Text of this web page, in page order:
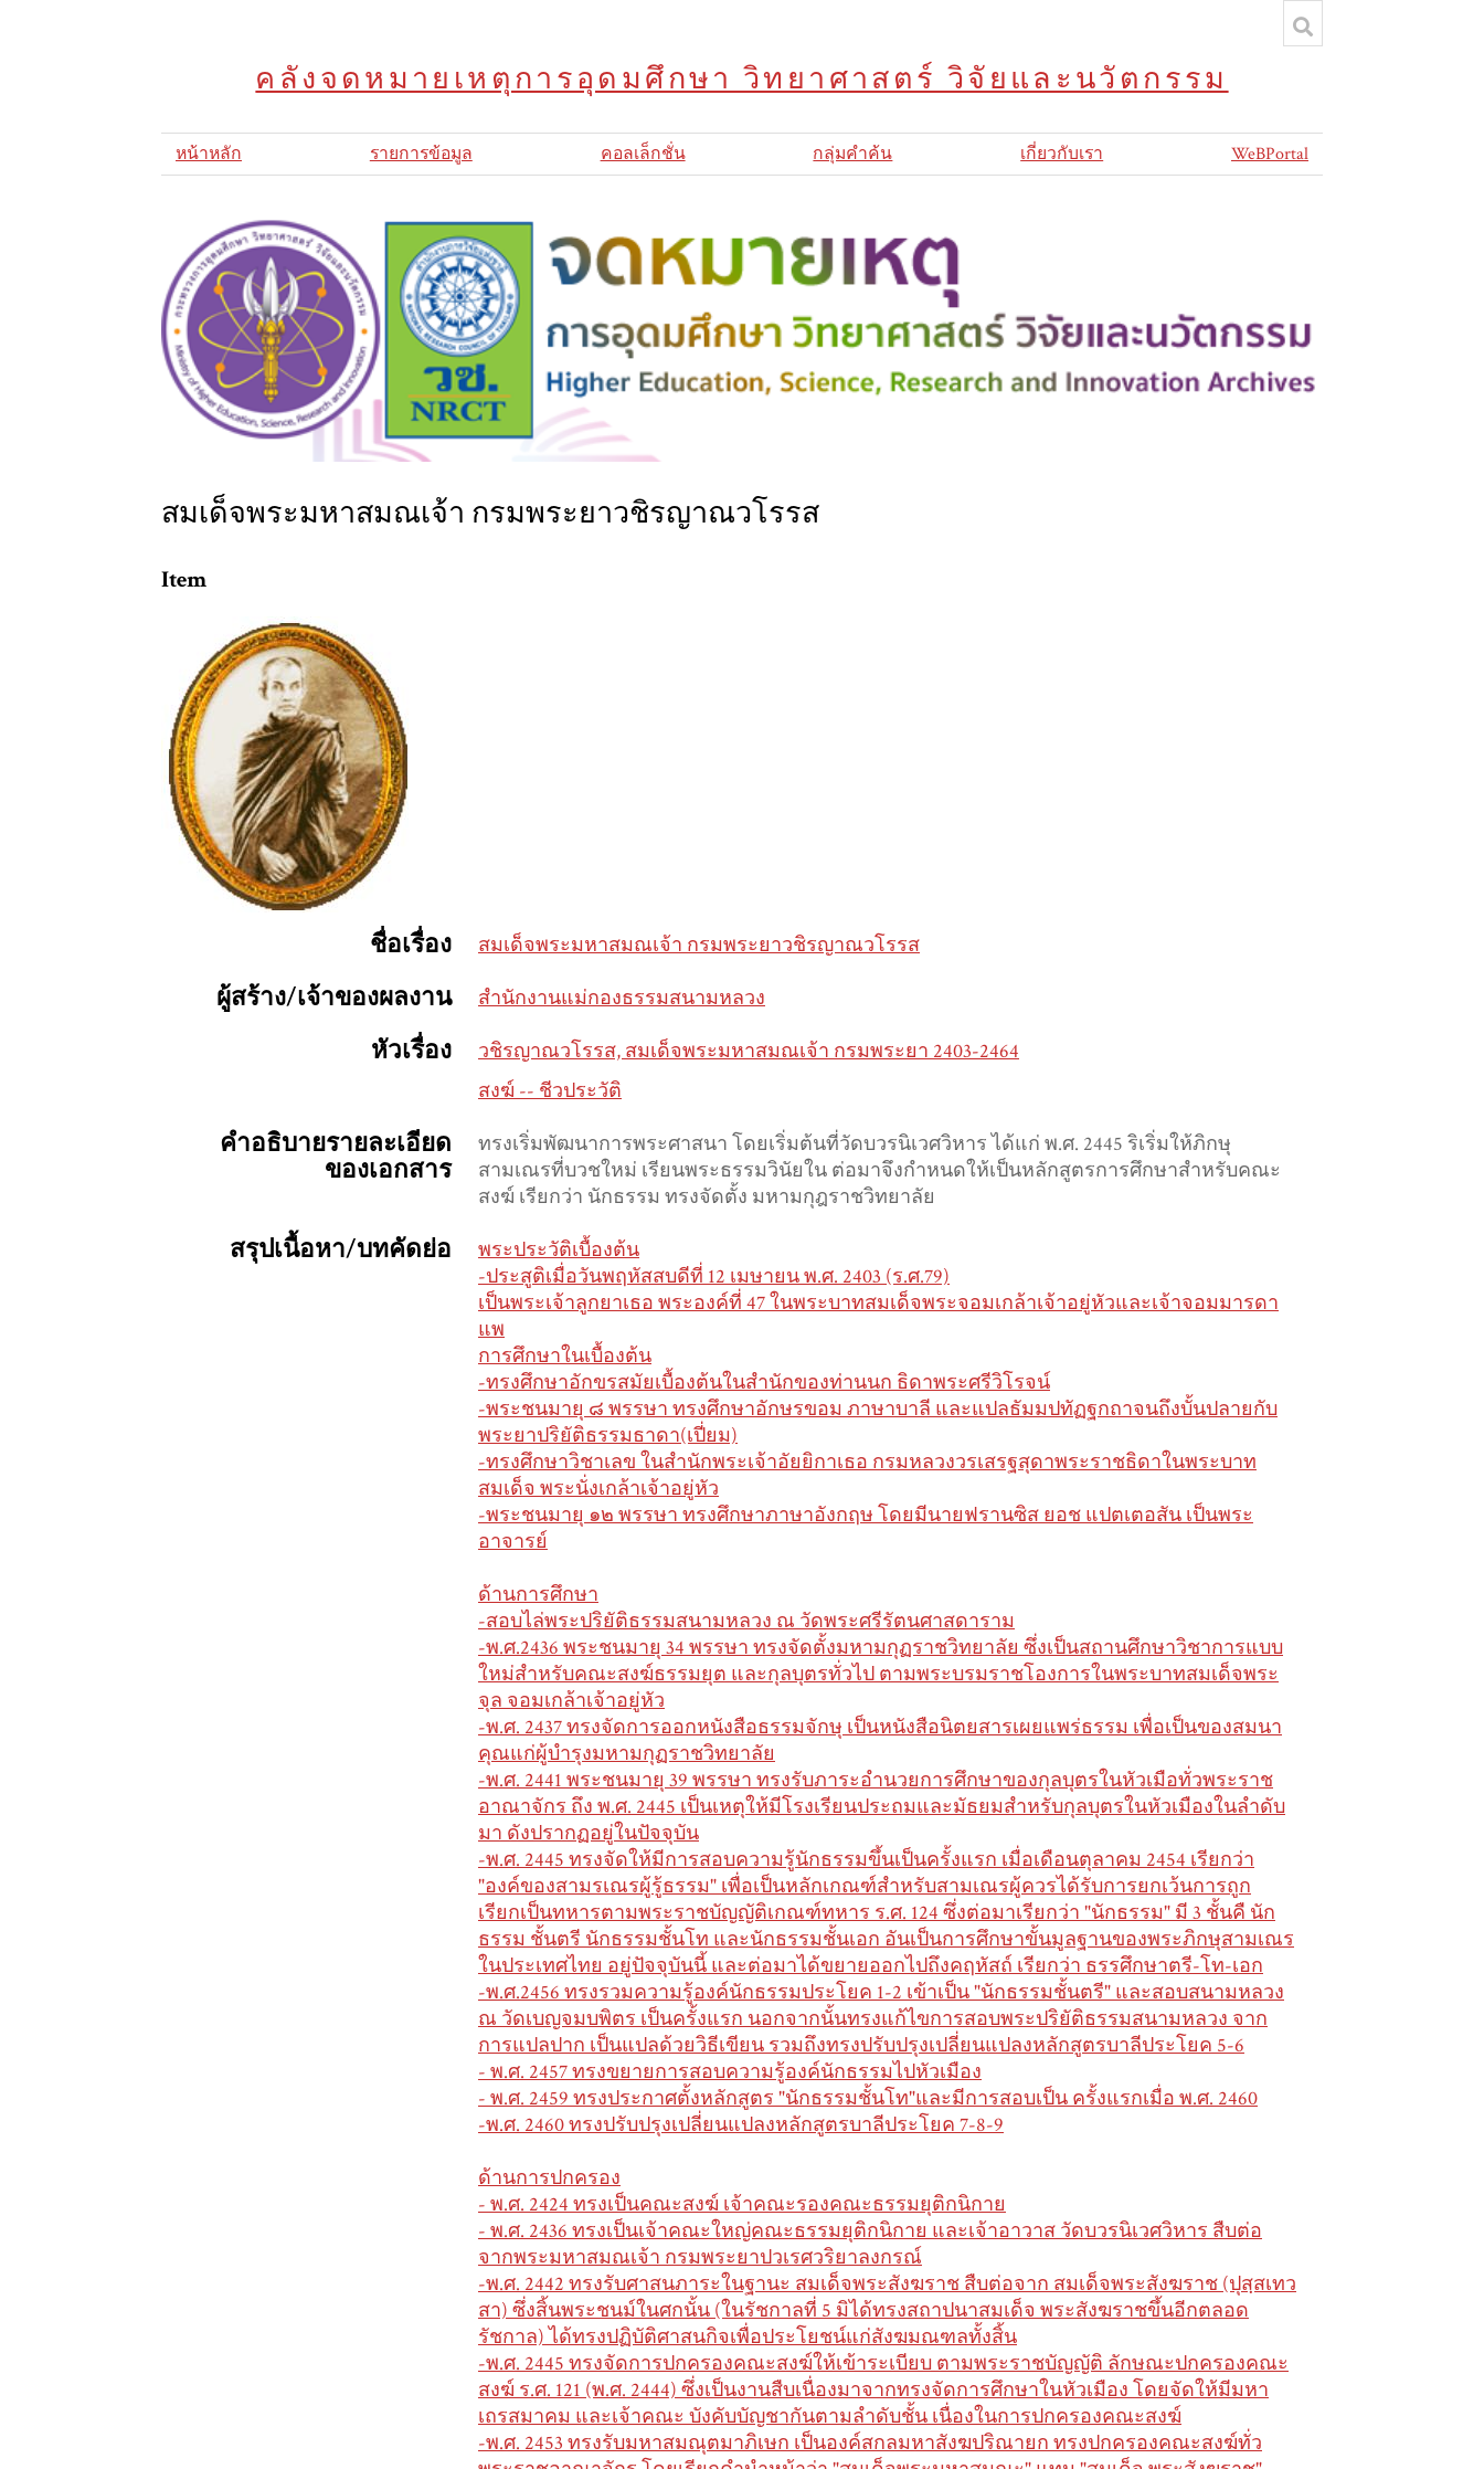
คลังจดหมายเหตุการอุดมศึกษา วิทยาศาสตร์ วิจัยและนวัตกรรม
หน้าหลัก รายการข้อมูล คอลเล็กชั่น กลุ่มคำค้น เกี่ยวกับเรา WeBPortal
สมเด็จพระมหาสมณเจ้า กรมพระยาวชิรญาณวโรรส
Item
ชื่อเรื่อง สมเด็จพระมหาสมณเจ้า กรมพระยาวชิรญาณวโรรส
ผู้สร้าง/เจ้าของผลงาน สำนักงานแม่กองธรรมสนามหลวง
หัวเรื่อง
วชิรญาณวโรรส, สมเด็จพระมหาสมณเจ้า กรมพระยา 2403-2464
สงฆ์ -- ชีวประวัติ
คำอธิบายรายละเอียด
ของเอกสาร
ทรงเริ่มพัฒนาการพระศาสนา โดยเริ่มต้นที่วัดบวรนิเวศวิหาร ได้แก่ พ.ศ. 2445 ริเริ่มให้ภิกษุ
สามเณรที่บวชใหม่ เรียนพระธรรมวินัยใน ต่อมาจึงกำหนดให้เป็นหลักสูตรการศึกษาสำหรับคณะ
สงฆ์ เรียกว่า นักธรรม ทรงจัดตั้ง มหามกุฎราชวิทยาลัย
สรุปเนื้อหา/บทคัดย่อ
พระประวัติเบื้องต้น
-ประสูติเมื่อวันพฤหัสสบดีที่ 12 เมษายน พ.ศ. 2403 (ร.ศ.79)
เป็นพระเจ้าลูกยาเธอ พระองค์ที่ 47 ในพระบาทสมเด็จพระจอมเกล้าเจ้าอยู่หัวและเจ้าจอมมารดา
แพ
การศึกษาในเบื้องต้น
-ทรงศึกษาอักขรสมัยเบื้องต้นในสำนักของท่านนก ธิดาพระศรีวิโรจน์
-พระชนมายุ ๘ พรรษา ทรงศึกษาอักษรขอม ภาษาบาลี และแปลธัมมปทัฏฐกถาจนถึงบั้นปลายกับ
พระยาปริยัติธรรมธาดา(เปี่ยม)
-ทรงศึกษาวิชาเลข ในสำนักพระเจ้าอัยยิกาเธอ กรมหลวงวรเสรฐสุดาพระราชธิดาในพระบาท
สมเด็จ พระนั่งเกล้าเจ้าอยู่หัว
-พระชนมายุ ๑๒ พรรษา ทรงศึกษาภาษาอังกฤษ โดยมีนายฟรานซิส ยอช แปตเตอสัน เป็นพระ
อาจารย์
ด้านการศึกษา
-สอบไล่พระปริยัติธรรมสนามหลวง ณ วัดพระศรีรัตนศาสดาราม
-พ.ศ.2436 พระชนมายุ 34 พรรษา ทรงจัดตั้งมหามกุฏราชวิทยาลัย ซึ่งเป็นสถานศึกษาวิชาการแบบ
ใหม่สำหรับคณะสงฆ์ธรรมยุต และกุลบุตรทั่วไป ตามพระบรมราชโองการในพระบาทสมเด็จพระ
จุล จอมเกล้าเจ้าอยู่หัว
-พ.ศ. 2437 ทรงจัดการออกหนังสือธรรมจักษุ เป็นหนังสือนิตยสารเผยแพร่ธรรม เพื่อเป็นของสมนา
คุณแก่ผู้บำรุงมหามกุฏราชวิทยาลัย
-พ.ศ. 2441 พระชนมายุ 39 พรรษา ทรงรับภาระอำนวยการศึกษาของกุลบุตรในหัวเมือทั่วพระราช
อาณาจักร ถึง พ.ศ. 2445 เป็นเหตุให้มีโรงเรียนประถมและมัธยมสำหรับกุลบุตรในหัวเมืองในลำดับ
มา ดังปรากฏอยู่ในปัจจุบัน
-พ.ศ. 2445 ทรงจัดให้มีการสอบความรู้นักธรรมขึ้นเป็นครั้งแรก เมื่อเดือนตุลาคม 2454 เรียกว่า
"องค์ของสามรเณรผู้รู้ธรรม" เพื่อเป็นหลักเกณฑ์สำหรับสามเณรผู้ควรได้รับการยกเว้นการถูก
เรียกเป็นทหารตามพระราชบัญญัติเกณฑ์ทหาร ร.ศ. 124 ซึ่งต่อมาเรียกว่า "นักธรรม" มี 3 ชั้นคื นัก
ธรรม ชั้นตรี นักธรรมชั้นโท และนักธรรมชั้นเอก อันเป็นการศึกษาขั้นมูลฐานของพระภิกษุสามเณร
ในประเทศไทย อยู่ปัจจุบันนี้ และต่อมาได้ขยายออกไปถึงคฤหัสถ์ เรียกว่า ธรรศึกษาตรี-โท-เอก
-พ.ศ.2456 ทรงรวมความรู้องค์นักธรรมประโยค 1-2 เข้าเป็น "นักธรรมชั้นตรี" และสอบสนามหลวง
ณ วัดเบญจมบพิตร เป็นครั้งแรก นอกจากนั้นทรงแก้ไขการสอบพระปริยัติธรรมสนามหลวง จาก
การแปลปาก เป็นแปลด้วยวิธีเขียน รวมถึงทรงปรับปรุงเปลี่ยนแปลงหลักสูตรบาลีประโยค 5-6
- พ.ศ. 2457 ทรงขยายการสอบความรู้องค์นักธรรมไปหัวเมือง
- พ.ศ. 2459 ทรงประกาศตั้งหลักสูตร "นักธรรมชั้นโท"และมีการสอบเป็น ครั้งแรกเมื่อ พ.ศ. 2460
-พ.ศ. 2460 ทรงปรับปรุงเปลี่ยนแปลงหลักสูตรบาลีประโยค 7-8-9
ด้านการปกครอง
- พ.ศ. 2424 ทรงเป็นคณะสงฆ์ เจ้าคณะรองคณะธรรมยุติกนิกาย
- พ.ศ. 2436 ทรงเป็นเจ้าคณะใหญ่คณะธรรมยุติกนิกาย และเจ้าอาวาส วัดบวรนิเวศวิหาร สืบต่อ
จากพระมหาสมณเจ้า กรมพระยาปวเรศวริยาลงกรณ์
-พ.ศ. 2442 ทรงรับศาสนภาระในฐานะ สมเด็จพระสังฆราช สืบต่อจาก สมเด็จพระสังฆราช (ปุสฺสเทว
สา) ซึ่งสิ้นพระชนม์ในศกนั้น (ในรัชกาลที่ 5 มิได้ทรงสถาปนาสมเด็จ พระสังฆราชขึ้นอีกตลอด
รัชกาล) ได้ทรงปฏิบัติศาสนกิจเพื่อประโยชน์แก่สังฆมณฑลทั้งสิ้น
-พ.ศ. 2445 ทรงจัดการปกครองคณะสงฆ์ให้เข้าระเบียบ ตามพระราชบัญญัติ ลักษณะปกครองคณะ
สงฆ์ ร.ศ. 121 (พ.ศ. 2444) ซึ่งเป็นงานสืบเนื่องมาจากทรงจัดการศึกษาในหัวเมือง โดยจัดให้มีมหา
เถรสมาคม และเจ้าคณะ บังคับบัญชากันตามลำดับชั้น เนื่องในการปกครองคณะสงฆ์
-พ.ศ. 2453 ทรงรับมหาสมณุตมาภิเษก เป็นองค์สกลมหาสังฆปริณายก ทรงปกครองคณะสงฆ์ทั่ว